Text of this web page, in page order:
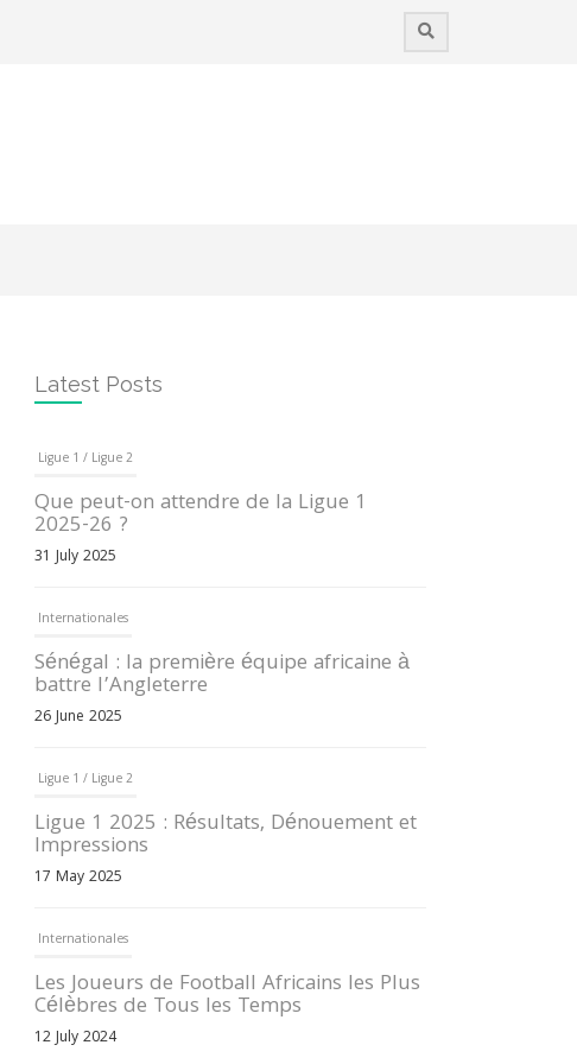
Latest Posts
Ligue 1 / Ligue 2
Que peut-on attendre de la Ligue 1
2025-26 ?
31 July 2025
Internationales
Sénégal : la première équipe africaine à
battre l’Angleterre
26 June 2025
Ligue 1 / Ligue 2
Ligue 1 2025 : Résultats, Dénouement et
Impressions
17 May 2025
Internationales
Les Joueurs de Football Africains les Plus
Célèbres de Tous les Temps
12 July 2024